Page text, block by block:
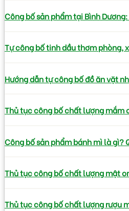
Công bố sản phẩm tại Bình
Tự công bố tinh dầu thơm phòng,
Hướng dẫn tự công bố đồ ăn vặt
Thủ tục công bố chất lượng mắm
Công bố sản phẩm bánh mì là gì?
Thủ tục công bố chất lượng mật
Thủ tục công bố chất lượng rượu